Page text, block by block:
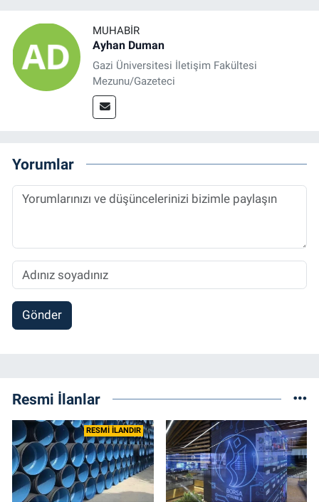
MUHABIR
Ayhan Duman
Gazi Üniversitesi İletişim Fakültesi
Mezunu/Gazeteci
Yorumlar
Gönder
Resmi İlanlar
RESMİ İLANDIR